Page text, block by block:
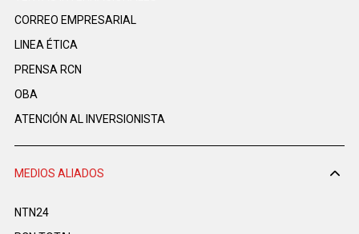
CORREO EMPRESARIAL
LINEA ÉTICA
PRENSA RCN
OBA
ATENCIÓN AL INVERSIONISTA
MEDIOS ALIADOS
NTN24